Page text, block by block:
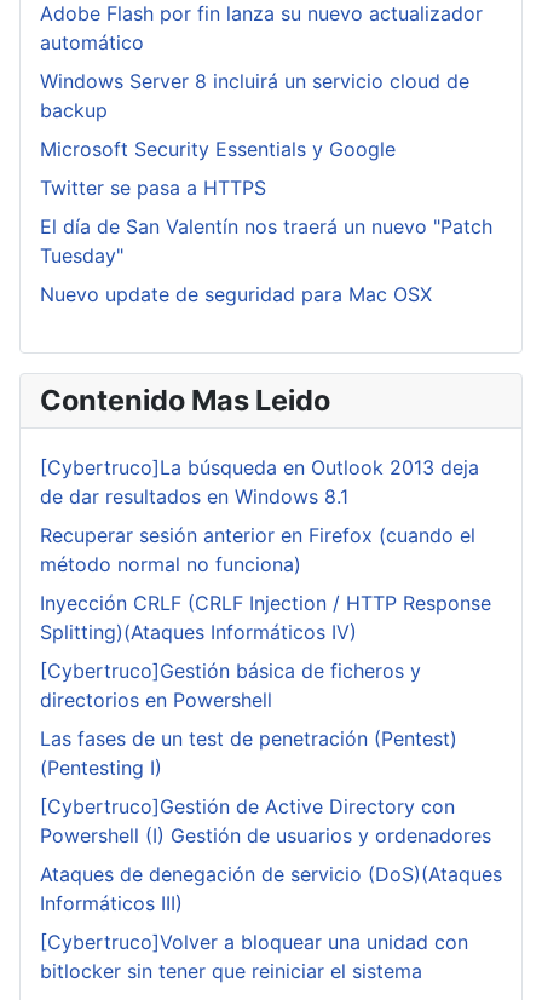
Adobe Flash por fin lanza su nuevo actualizador
automático
Windows Server 8 incluirá un servicio cloud de
backup
Microsoft Security Essentials y Google
Twitter se pasa a HTTPS
El día de San Valentín nos traerá un nuevo "Patch
Tuesday"
Nuevo update de seguridad para Mac OSX
Contenido Mas Leido
[Cybertruco]La búsqueda en Outlook 2013 deja
de dar resultados en Windows 8.1
Recuperar sesión anterior en Firefox (cuando el
método normal no funciona)
Inyección CRLF (CRLF Injection / HTTP Response
Splitting)(Ataques Informáticos IV)
[Cybertruco]Gestión básica de ficheros y
directorios en Powershell
Las fases de un test de penetración (Pentest)
(Pentesting I)
[Cybertruco]Gestión de Active Directory con
Powershell (I) Gestión de usuarios y ordenadores
Ataques de denegación de servicio (DoS)(Ataques
Informáticos III)
[Cybertruco]Volver a bloquear una unidad con
bitlocker sin tener que reiniciar el sistema